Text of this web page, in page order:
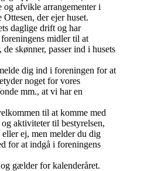
afvikle arrangementer i
Ottesen, der ejer huset.
daglige drift og har
midler til at
skønner, passer ind i husets
dig ind i foreningen for at
noget for vores
mm., at vi har en
til at komme med
aktiviteter til bestyrelsen,
ej, men melder du dig
for at indgå i foreningens
gælder for kalenderåret.